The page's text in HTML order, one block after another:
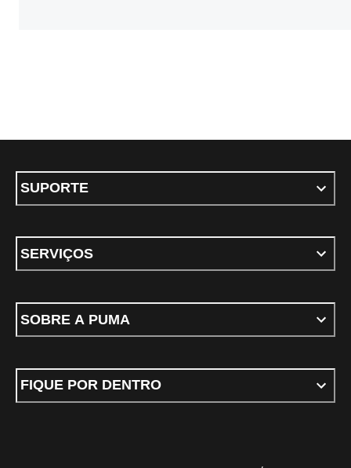
SUPORTE
SERVIÇOS
SOBRE A PUMA
FIQUE POR DENTRO